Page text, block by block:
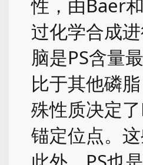
性，由Baer
过化学合成
脑是PS含量
比于其他磷
殊性质决定
锚定位点。